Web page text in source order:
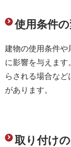
使用条件
建物の使用条件や
に影響を与えます
らされる場合な
があります。
取り付け